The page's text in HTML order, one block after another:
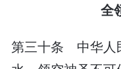
全
第三十条 中华人